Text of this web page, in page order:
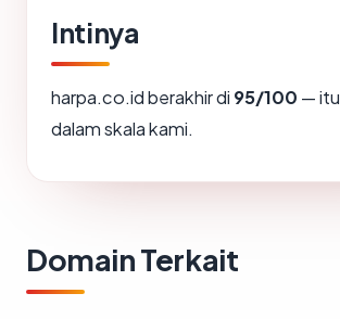
Intinya
harpa.co.id berakhir di 95/100 — itu
dalam skala kami.
Domain Terkait